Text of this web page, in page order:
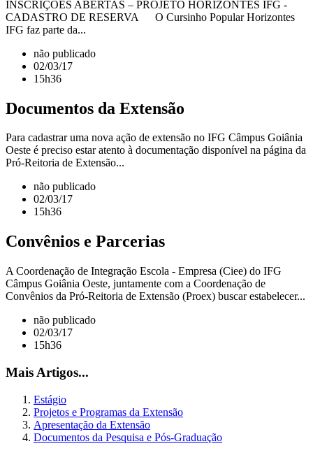
INSCRIÇÕES ABERTAS – PROJETO HORIZONTES IFG -
CADASTRO DE RESERVA O Cursinho Popular Horizontes
IFG faz parte da...
não publicado
02/03/17
15h36
Documentos da Extensão
Para cadastrar uma nova ação de extensão no IFG Câmpus Goiânia
Oeste é preciso estar atento à documentação disponível na página da
Pró-Reitoria de Extensão...
não publicado
02/03/17
15h36
Convênios e Parcerias
A Coordenação de Integração Escola - Empresa (Ciee) do IFG
Câmpus Goiânia Oeste, juntamente com a Coordenação de
Convênios da Pró-Reitoria de Extensão (Proex) buscar estabelecer...
não publicado
02/03/17
15h36
Mais Artigos...
Estágio
Projetos e Programas da Extensão
Apresentação da Extensão
Documentos da Pesquisa e Pós-Graduação